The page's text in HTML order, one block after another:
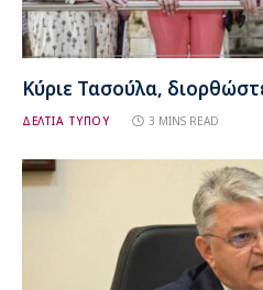
Κύριε Τασούλα,
ΔΕΛΤΙΑ ΤΥΠΟΥ 3 MINS READ